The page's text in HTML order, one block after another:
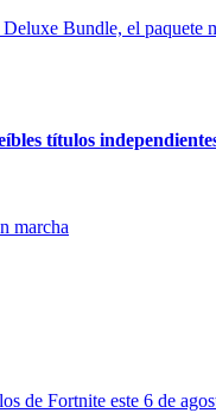
Bundle, el
títulos
marcha
de Fortnite este 6 de